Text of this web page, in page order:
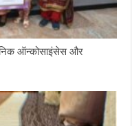
ऑन्कोसाइंसेस और